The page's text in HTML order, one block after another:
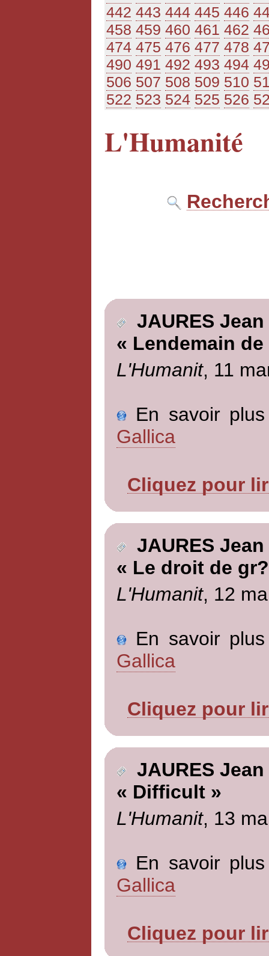
442 443 444 445 446
458 459 460 461 462
474 475 476 477 478
490 491 492 493 494
506 507 508 509 510
522 523 524 525 526
L'Humanité
JAURES Jean
« Lendemain
L'Humanit, 11
En savoir
Gallica
Cliquez pour
JAURES Jean
« Le droit de
L'Humanit, 12
En savoir
Gallica
Cliquez pour
JAURES Jean
« Difficult »
L'Humanit, 13
En savoir
Gallica
Cliquez pour